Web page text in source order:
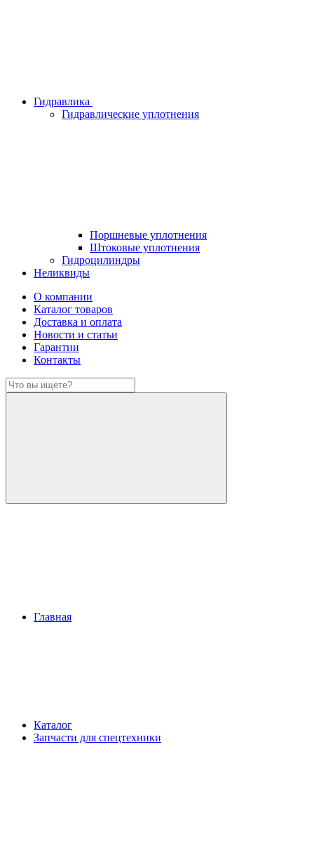
Гидравлика
Гидравлические уплотнения
Поршневые уплотнения
Штоковые уплотнения
Гидроцилиндры
Неликвиды
О компании
Каталог товаров
Доставка и оплата
Новости и статьи
Гарантии
Контакты
Главная
Каталог
Запчасти для спецтехники